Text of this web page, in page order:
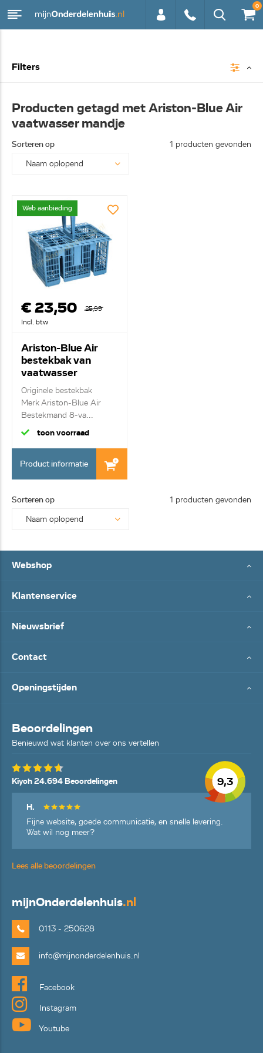
0
Filters
Producten getagd met Ariston-Blue Air
vaatwasser mandje
Sorteren op 1 producten gevonden
Web aanbieding
€ 23,50
25,99
Incl. btw
Ariston-Blue Air
bestekbak van
vaatwasser
C00301361
Originele bestekbak
Merk Ariston-Blue Air
Bestekmand 8-va...
toon voorraad
Product informatie
Sorteren op 1 producten gevonden
Webshop
Klantenservice
Nieuwsbrief
Contact
Openingstijden
Beoordelingen
Benieuwd wat klanten over ons vertellen
9,3
Kiyoh 24.694 Beoordelingen
H.
Fijne website, goede communicatie, en snelle levering.
Wat wil nog meer?
Lees alle beoordelingen
mijnOnderdelenhuis.nl
0113 - 250628
info@mijnonderdelenhuis.nl
Facebook
Instagram
Youtube